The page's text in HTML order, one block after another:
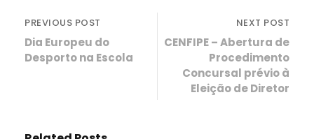
PREVIOUS POST
Dia Europeu do
Desporto na Escola
NEXT POST
CENFIPE – Abertura de
Procedimento
Concursal prévio à
Eleição de Diretor